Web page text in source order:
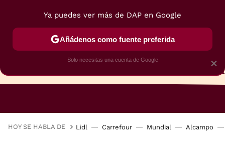
HOY SE HABLA DE Lidl Carrefour Mundial Alcampo
×
Ya puedes ver más de DAP en Google
Añádenos como fuente preferida
Solo necesitas una cuenta de Google